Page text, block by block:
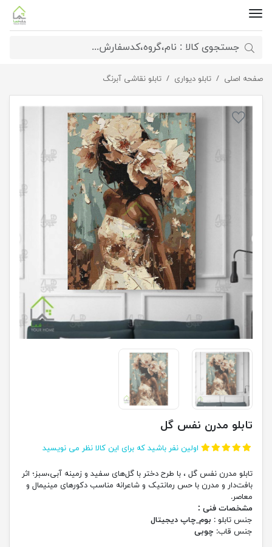
صفحه اصلی تابلو دیواری تابلو نقاشی آبرنگ تابلو مدرن نفس گل
تابلو مدرن نفس گل
اولین نفر باشید که برای این کالا نظر می نویسید
تابلو مدرن نفس گل ، با طرح دختر با گل‌های سفید و زمینه آبی،سبز؛ اثر
بافت‌دار و مدرن با حس رمانتیک و شاعرانه مناسب دکورهای مینیمال و
معاصر.
مشخصات فنی :
جنس تابلو : بوم_چاپ دیجیتال
جنس قاب: چوبی